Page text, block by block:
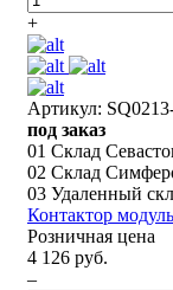
+
Артикул:
под заказ
01 Склад
02 Склад
03 Удаленный
Контактор
Розничная цена
4 126 руб.
–